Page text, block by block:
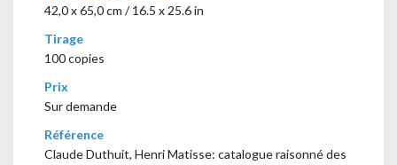
42,0 x 65,0 cm / 16.5 x 25.6 in
Tirage
100 copies
Prix
Sur demande
Référence
Claude Duthuit, Henri Matisse: catalogue raisonné des